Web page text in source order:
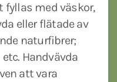
fyllas med väskor,
eller flätade av
naturfibrer;
Handvävda
att vara